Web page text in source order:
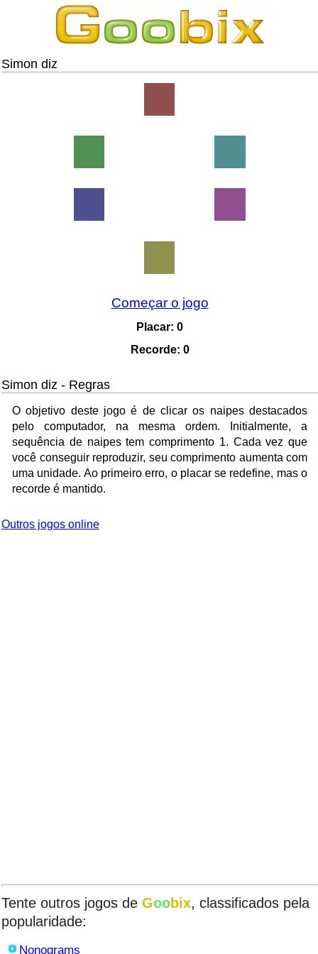
Simon diz
Começar o jogo
Placar: 0
Recorde: 0
Simon diz - Regras
O objetivo deste jogo é de clicar os naipes destacados
pelo computador, na mesma ordem. Initialmente, a
sequência de naipes tem comprimento 1. Cada vez que
você conseguir reproduzir, seu comprimento aumenta com
uma unidade. Ao primeiro erro, o placar se redefine, mas o
recorde é mantido.
Outros jogos online
Tente outros jogos de Goobix, classificados pela
popularidade:
Nonograms